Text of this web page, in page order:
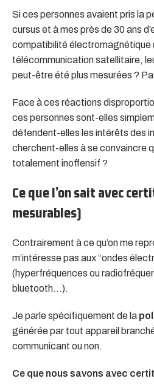
Si ces personnes avaient pris la
cursus et à mes près de 30 ans
compatibilité électromagnétique
télécommunication satellitaire,
peut-être été plus mesurées ?
Face à ces réactions
ces personnes sont-elles
défendent-elles les intérêts des
cherchent-elles à se convaincre
totalement inoffensif ?
Ce que l’on sait avec
mesurables)
Contrairement à ce qu’on me
m’intéresse pas aux “ondes
(hyperfréquences ou
bluetooth…).
Je parle spécifiquement de la
générée par tout appareil
communicant ou non.
Ce que nous savons avec